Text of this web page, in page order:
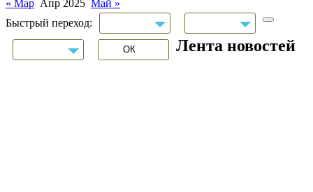
« Мар Апр 2025 Май »
Быстрый переход:
Лента новостей